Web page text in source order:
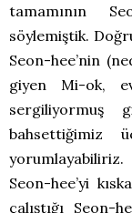
tamamının
söylemiştik.
Seon-hee’nin
giyen Mi-ok,
sergiliyormuş
bahsettiğimiz
Seon-hee’yi
çalıştığı Seon-